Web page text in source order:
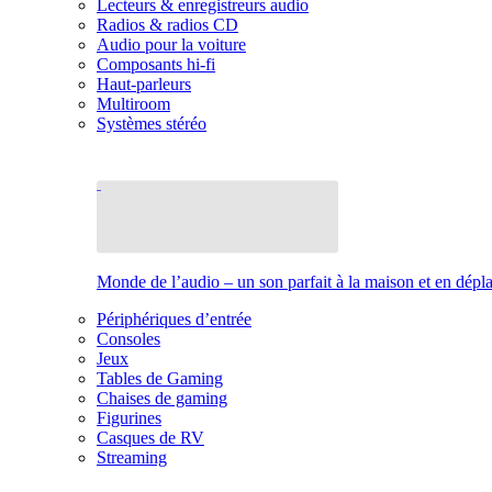
Lecteurs & enregistreurs audio
Radios & radios CD
Audio pour la voiture
Composants hi-fi
Haut-parleurs
Multiroom
Systèmes stéréo
Monde de l’audio – un son parfait à la maison et en
Périphériques d’entrée
Consoles
Jeux
Tables de Gaming
Chaises de gaming
Figurines
Casques de RV
Streaming